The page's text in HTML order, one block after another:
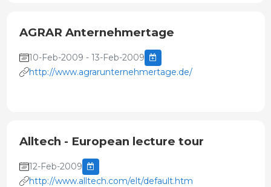
AGRAR Anternehmertage
10-Feb-2009 - 13-Feb-2009
http://www.agrarunternehmertage.de/
Alltech - European lecture tour
12-Feb-2009
http://www.alltech.com/elt/default.htm